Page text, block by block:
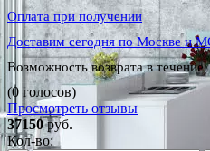
Оплата при получении
Доставим сегодня по Москве и
Возможность возврата в течение
(0 голосов)
Просмотреть отзывы
37150руб.
Кол-во: